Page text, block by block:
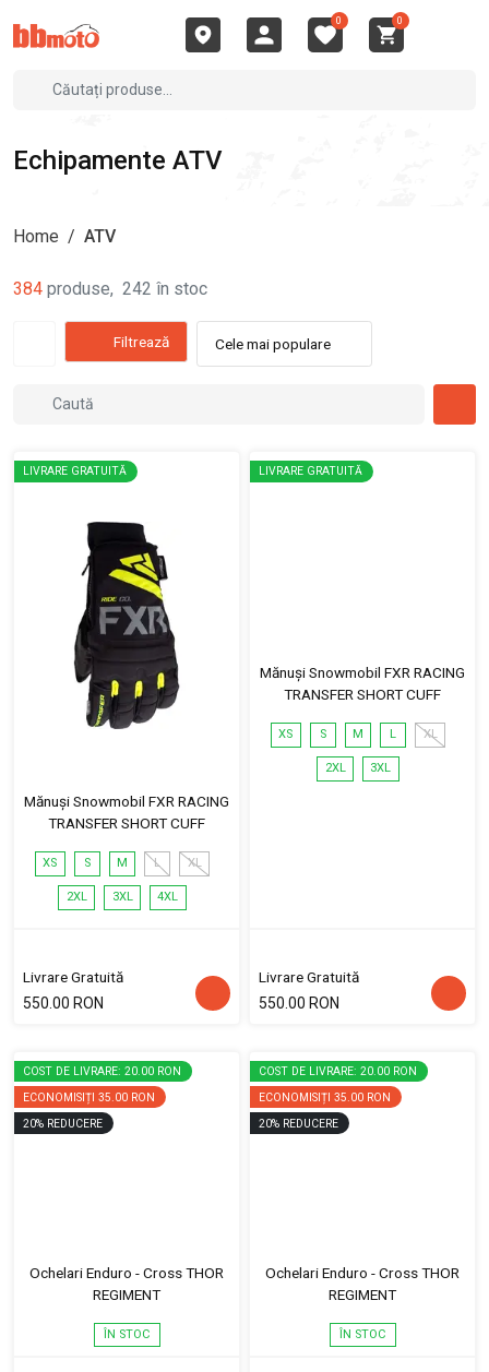
0 0
Echipamente ATV
Home / ATV
384 produse, 242 în stoc
Filtrează Cele mai populare
LIVRARE GRATUITĂ
Mănuși Snowmobil FXR RACING
TRANSFER SHORT CUFF
XS S M L XL
2XL 3XL 4XL
Livrare Gratuită
550.00 RON
LIVRARE GRATUITĂ
Mănuși Snowmobil FXR RACING
TRANSFER SHORT CUFF
XS S M L XL
2XL 3XL
Livrare Gratuită
550.00 RON
COST DE LIVRARE: 20.00 RON
ECONOMISIȚI 35.00 RON
20% REDUCERE
Ochelari Enduro - Cross THOR
REGIMENT
ÎN STOC
COST DE LIVRARE: 20.00 RON
ECONOMISIȚI 35.00 RON
20% REDUCERE
Ochelari Enduro - Cross THOR
REGIMENT
ÎN STOC